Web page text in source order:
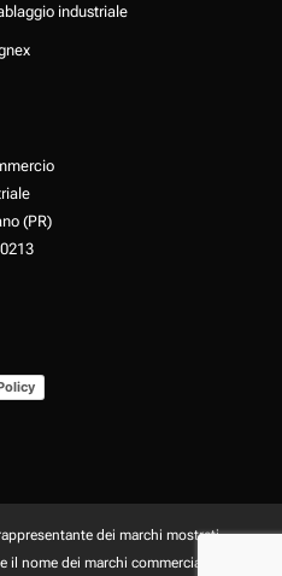
industriale
(PR)
dei marchi mostrati
nome dei marchi commerciali